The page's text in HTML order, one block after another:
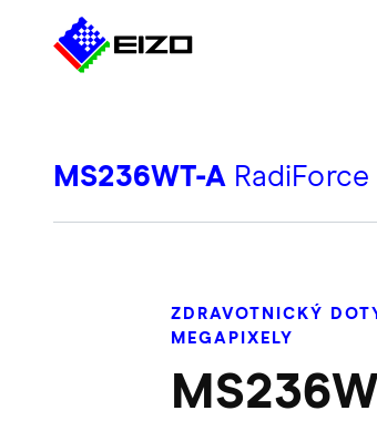
MS236WT-ARadiForce
ZDRAVOTNICKÝ
MEGAPIXELY